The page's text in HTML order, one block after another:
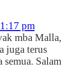
pm
mba Malla,
juga terus
Salam